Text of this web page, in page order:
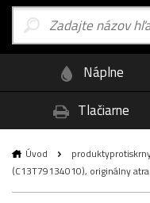
Náplne
Tlačiarne
Úvod
(C13T79134010), originálny